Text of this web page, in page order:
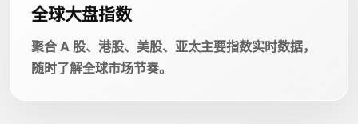
全球大盘指数
聚合 A 股、港股、美股、亚太主要指数实时数据，
随时了解全球市场节奏。